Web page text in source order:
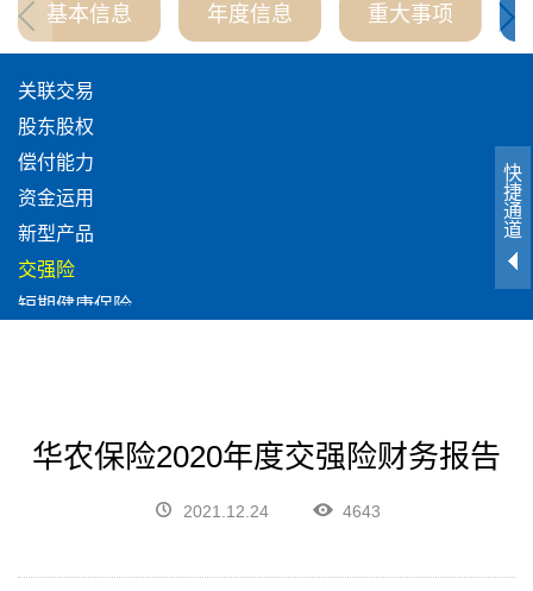
基本信息 年度信息 重大事项
关联交易
股东股权
偿付能力
资金运用
新型产品
交强险
短期健康保险
华农保险2020年度交强险财务报告
2021.12.24 4643
快
捷
通
道